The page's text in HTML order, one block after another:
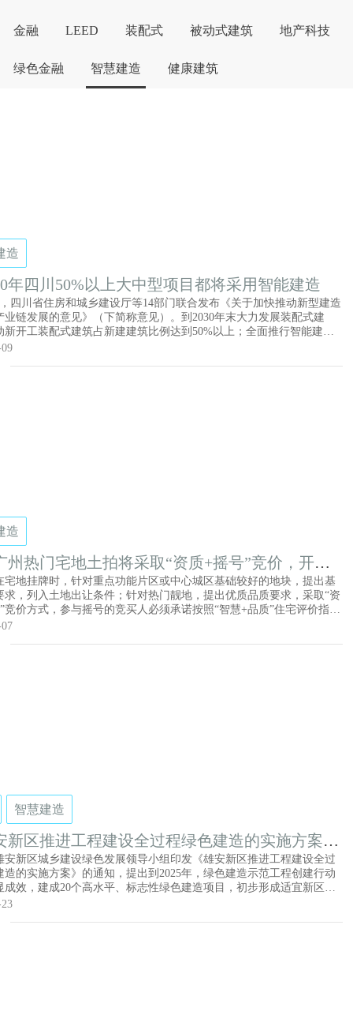
金融 LEED 装配式 被动式建筑 地产科技
绿色金融 智慧建造 健康建筑
造
年四川50%以上大中型项目都将采用智能建造
四川省住房和城乡建设厅等14部门联合发布《关于加快推动新型建造
业链发展的意见》（下简称意见）。到2030年末大力发展装配式建
新开工装配式建筑占新建建筑比例达到50%以上；全面推行智能建
以上大中型项目采用智能建造。推动交通、水利等工程领域采用装配
造
州热门宅地土拍将采取“资质+摇号”竞价，开
+品质”住宅试点示范和项目培育
宅地挂牌时，针对重点功能片区或中心城区基础较好的地块，提出基
求，列入土地出让条件；针对热门靓地，提出优质品质要求，采取“资
竞价方式，参与摇号的竞买人必须承诺按照“智慧+品质”住宅评价指引
综合评分达到规定的分值。《方案》由广州市住房和城乡建设局会同
智慧建造
新区推进工程建设全过程绿色建造的实施方案》
安新区城乡建设绿色发展领导小组印发《雄安新区推进工程建设全过
造的实施方案》的通知，提出到2025年，绿色建造示范工程创建行动
成效，建成20个高水平、标志性绿色建造项目，初步形成适宜新区的
标准体系，培育10个绿色建造龙头骨干企业，建立较为完善的产业生